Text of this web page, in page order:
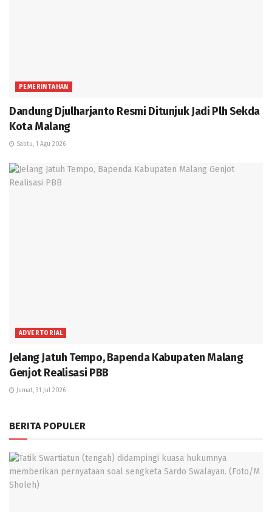
PEMERINTAHAN
Dandung Djulharjanto Resmi Ditunjuk Jadi Plh Sekda
Kota Malang
Sabtu, 1 Agu 2026
ADVERTORIAL
Jelang Jatuh Tempo, Bapenda Kabupaten Malang
Genjot Realisasi PBB
Jumat, 31 Jul 2026
BERITA POPULER